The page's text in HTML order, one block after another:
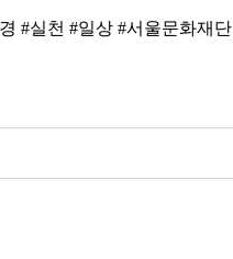
#실천 #일상 #서울문화재단